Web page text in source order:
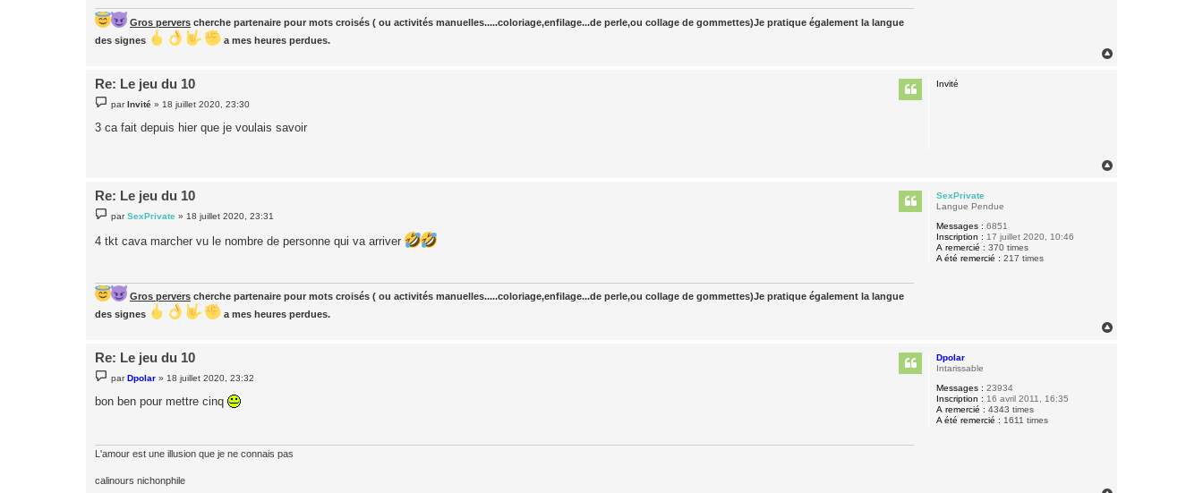
Gros pervers cherche partenaire pour mots croisés ( ou activités manuelles.....coloriage,enfilage...de perle,ou collage de gommettes)Je pratique également la langue
des signes
a mes heures perdues.
Invité
Re: Le jeu du 10
e
s
parInvité » 18 juillet 2020, 23:30
3 ca fait depuis hier que je voulais savoir
SexPrivate
Langue Pendue
Messages : 6851
Inscription : 17 juillet 2020, 10:46
A remercié : 370 times
A été remercié : 217 times
Re: Le jeu du 10
e
s
parSexPrivate » 18 juillet 2020, 23:31
4 tkt cava marcher vu le nombre de personne qui va arriver
Gros pervers cherche partenaire pour mots croisés ( ou activités manuelles.....coloriage,enfilage...de perle,ou collage de gommettes)Je pratique également la langue
des signes
a mes heures perdues.
Dpolar
Intarissable
Messages : 23934
Inscription : 16 avril 2011, 16:35
A remercié : 4343 times
A été remercié : 1611 times
Re: Le jeu du 10
e
s
parDpolar »18 juillet 2020, 23:32
bon ben pour mettre cinq
L'amour est une illusion que je ne connais pas
calinours nichonphile